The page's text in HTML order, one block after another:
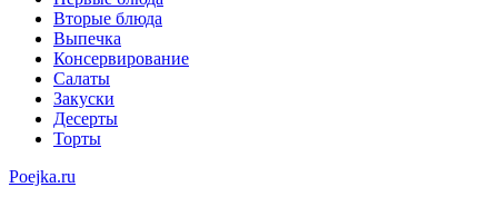
Вторые блюда
Выпечка
Консервирование
Салаты
Закуски
Десерты
Торты
Poejka.ru